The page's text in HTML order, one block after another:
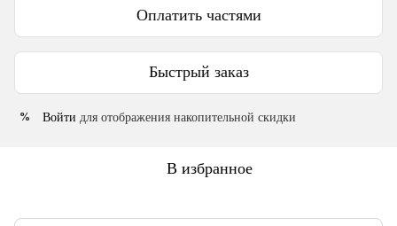
Оплатить частями
Быстрый заказ
% Войти для отображения накопительной скидки
В избранное